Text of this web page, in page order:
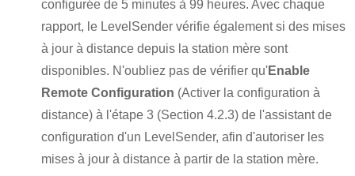
configurée de 5 minutes à 99 heures. Avec chaque
rapport, le LevelSender vérifie également si des mises
à jour à distance depuis la station mère sont
disponibles. N'oubliez pas de vérifier qu'Enable
Remote Configuration (Activer la configuration à
distance) à l'étape 3 (Section 4.2.3) de l'assistant de
configuration d'un LevelSender, afin d'autoriser les
mises à jour à distance à partir de la station mère.